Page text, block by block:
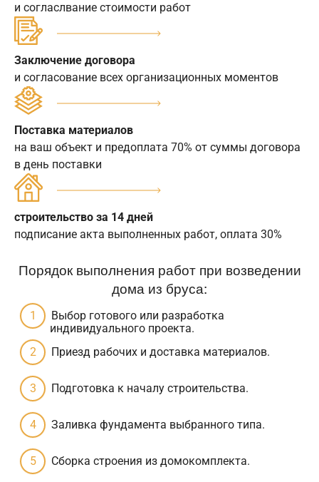
и согласлвание стоимости работ
Заключение договора
и согласование всех организационных моментов
Поставка материалов
на ваш объект и предоплата 70% от суммы договора
в день поставки
строительство за 14 дней
подписание акта выполненных работ, оплата 30%
Порядок выполнения работ при возведении
дома из бруса:
Выбор готового или разработка
индивидуального проекта.
Приезд рабочих и доставка материалов.
Подготовка к началу строительства.
Заливка фундамента выбранного типа.
Сборка строения из домокомплекта.